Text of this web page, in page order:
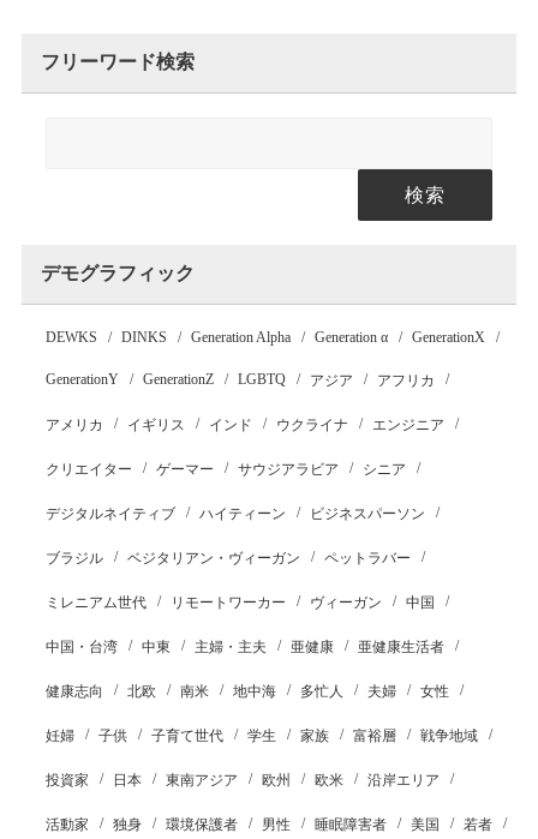
フリーワード検索
検索
デモグラフィック
DEWKS DINKS Generation Alpha Generation α GenerationX
GenerationY GenerationZ LGBTQ アジア アフリカ
アメリカ イギリス インド ウクライナ エンジニア
クリエイター ゲーマー サウジアラビア シニア
デジタルネイティブ ハイティーン ビジネスパーソン
ブラジル ベジタリアン・ヴィーガン ペットラバー
ミレニアム世代 リモートワーカー ヴィーガン 中国
中国・台湾 中東 主婦・主夫 亜健康 亜健康生活者
健康志向 北欧 南米 地中海 多忙人 夫婦 女性
妊婦 子供 子育て世代 学生 家族 富裕層 戦争地域
投資家 日本 東南アジア 欧州 欧米 沿岸エリア
活動家 独身 環境保護者 男性 睡眠障害者 美国 若者